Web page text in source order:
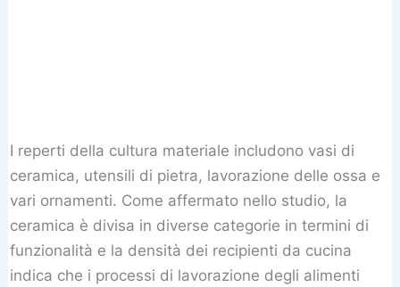
I reperti della cultura materiale includono vasi di
ceramica, utensili di pietra, lavorazione delle ossa e
vari ornamenti. Come affermato nello studio, la
ceramica è divisa in diverse categorie in termini di
funzionalità e la densità dei recipienti da cucina
indica che i processi di lavorazione degli alimenti